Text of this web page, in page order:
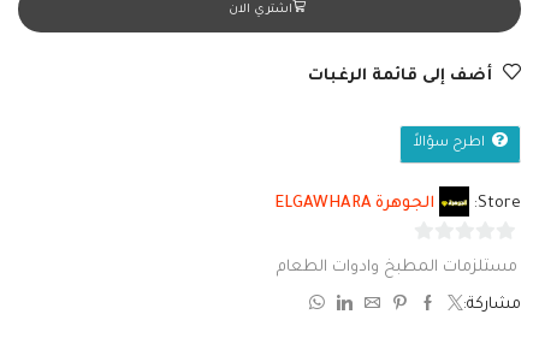
اشتري الان
أضف إلى قائمة الرغبات
اطرح سؤالاً
Store: الجوهرة ELGAWHARA
0
مستلزمات المطبخ وادوات الطعام
مشاركة: